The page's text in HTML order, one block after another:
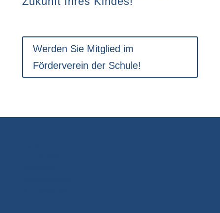
Werden Sie Mitglied im
Förderverein der Schule!